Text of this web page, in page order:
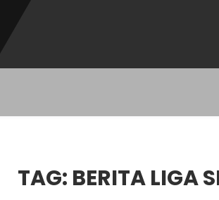
TAG: BERITA LIGA